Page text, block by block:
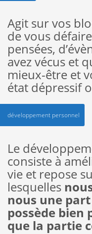
Agit sur vos
de vous
pensées,
avez vécus et
mieux-être et
état dépressif
développement personnel
Le
consiste à
vie et repose
lesquelles
nous une
possède bien
que la partie